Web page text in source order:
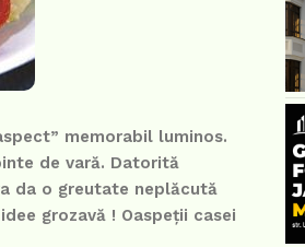
memorabil luminos.
de vară. Datorită
da o greutate neplăcută
grozavă ! Oaspeții casei